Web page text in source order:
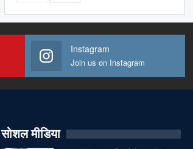
Instagram
Join us on Instagram
सोशल मीडिया